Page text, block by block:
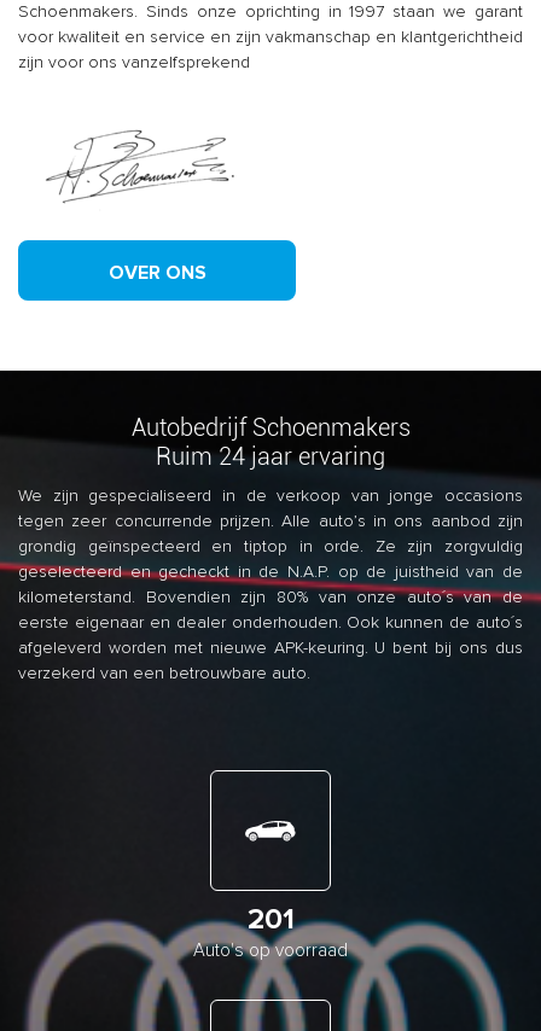
Schoenmakers. Sinds onze oprichting in 1997 staan we garant
voor kwaliteit en service en zijn vakmanschap en klantgerichtheid
zijn voor ons vanzelfsprekend
OVER ONS
Autobedrijf Schoenmakers
Ruim 24 jaar ervaring
We zijn gespecialiseerd in de verkoop van jonge occasions
tegen zeer concurrende prijzen. Alle auto’s in ons aanbod zijn
grondig geïnspecteerd en tiptop in orde. Ze zijn zorgvuldig
geselecteerd en gecheckt in de N.A.P. op de juistheid van de
kilometerstand. Bovendien zijn 80% van onze auto´s van de
eerste eigenaar en dealer onderhouden. Ook kunnen de auto´s
afgeleverd worden met nieuwe APK-keuring. U bent bij ons dus
verzekerd van een betrouwbare auto.
201
Auto's op voorraad